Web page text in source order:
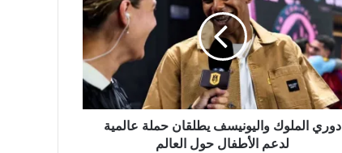
دوري الملوك واليونيسف يطلقان حملة عالمية
لدعم الأطفال حول العالم